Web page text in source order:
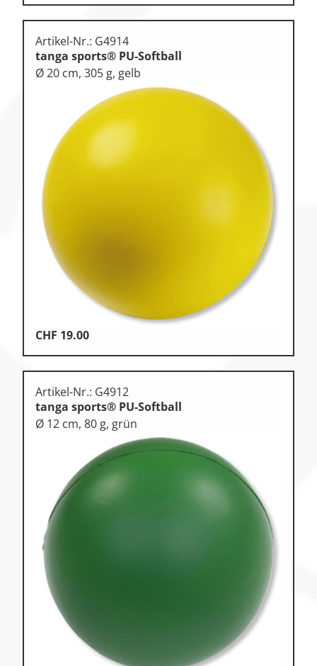
Artikel-Nr.: G4914
tanga sports® PU-Softball
Ø 20 cm, 305 g, gelb
CHF 19.00
Artikel-Nr.: G4912
tanga sports® PU-Softball
Ø 12 cm, 80 g, grün